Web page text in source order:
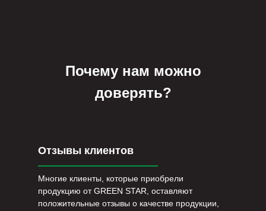
Почему нам можно
доверять?
Отзывы клиентов
Многие клиенты, которые приобрели
продукцию от GREEN STAR, оставляют
положительные отзывы о качестве продукции,